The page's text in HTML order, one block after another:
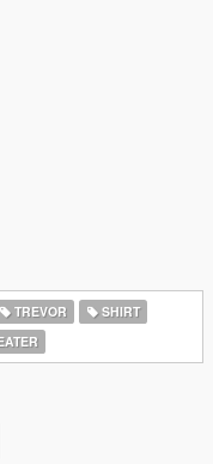
TREVOR
SHIRT